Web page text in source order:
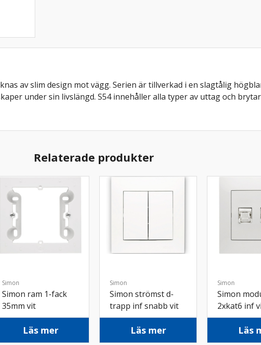
av slim design mot vägg. Serien är tillverkad i en slagtålig
under sin livslängd. S54 innehåller alla typer av uttag och
Relaterade produkter
Simon
Simon ram 1-fack
35mm vit
Läs mer
Simon
Simon strömst d-
trapp inf snabb vit
Läs mer
Simon
Simon
2xkat6 inf
Läs